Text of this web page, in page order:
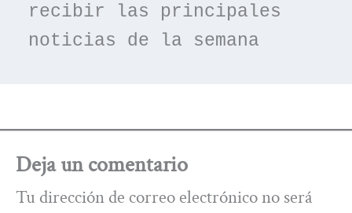
recibir las principales
noticias de la semana
Deja un comentario
Tu dirección de correo electrónico no será